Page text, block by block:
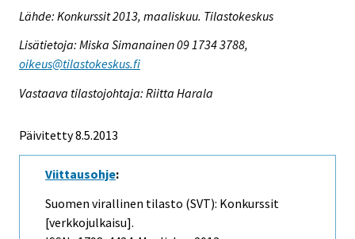
Lähde: Konkurssit 2013, maaliskuu. Tilastokeskus
Lisätietoja: Miska Simanainen 09 1734 3788,
oikeus@tilastokeskus.fi
Vastaava tilastojohtaja: Riitta Harala
Päivitetty 8.5.2013
Viittausohje:
Suomen virallinen tilasto (SVT): Konkurssit
[verkkojulkaisu].